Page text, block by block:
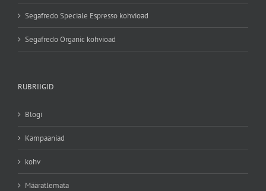
Segafredo Speciale Espresso kohvioad
Segafredo Organic kohvioad
RUBRIIGID
Blogi
Kampaaniad
kohv
Määratlemata